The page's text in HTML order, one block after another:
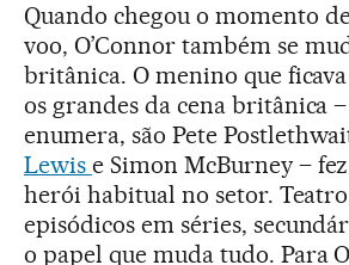
Quando chegou o momento
voo, O’Connor também se
britânica. O menino que
os grandes da cena britânica
enumera, são Pete
Lewis e Simon McBurney –
herói habitual no setor.
episódicos em séries,
o papel que muda tudo. Para